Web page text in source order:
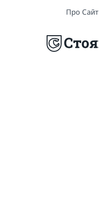
Про Сайт